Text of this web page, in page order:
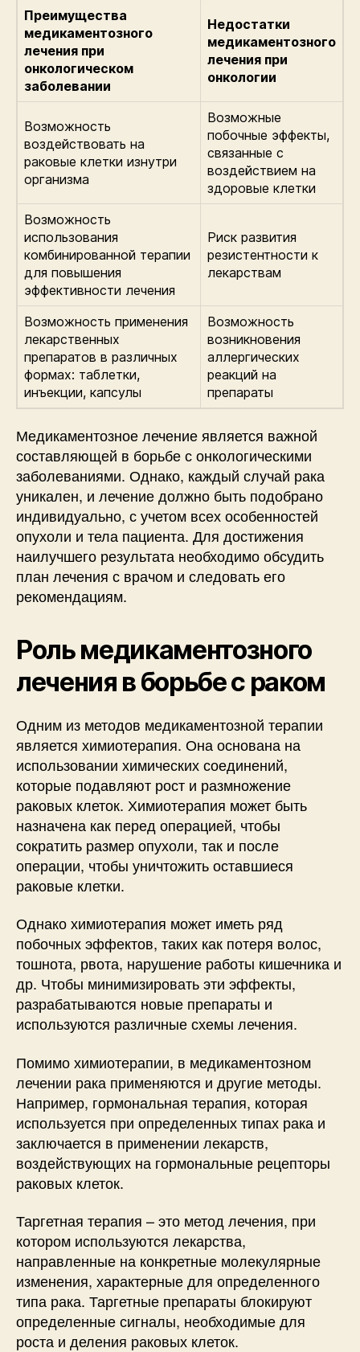
Преимущества
медикаментозного
лечения при
онкологическом
заболевании
Недостатки
медикаментозного
лечения при
онкологии
Возможность
воздействовать на
раковые клетки изнутри
организма
Возможные
побочные эффекты,
связанные с
воздействием на
здоровые клетки
Возможность
использования
комбинированной терапии
для повышения
эффективности лечения
Риск развития
резистентности к
лекарствам
Возможность применения
лекарственных
препаратов в различных
формах: таблетки,
инъекции, капсулы
Возможность
возникновения
аллергических
реакций на
препараты
Медикаментозное лечение является важной
составляющей в борьбе с онкологическими
заболеваниями. Однако, каждый случай рака
уникален, и лечение должно быть подобрано
индивидуально, с учетом всех особенностей
опухоли и тела пациента. Для достижения
наилучшего результата необходимо обсудить
план лечения с врачом и следовать его
рекомендациям.
Роль медикаментозного
лечения в борьбе с раком
Одним из методов медикаментозной терапии
является химиотерапия. Она основана на
использовании химических соединений,
которые подавляют рост и размножение
раковых клеток. Химиотерапия может быть
назначена как перед операцией, чтобы
сократить размер опухоли, так и после
операции, чтобы уничтожить оставшиеся
раковые клетки.
Однако химиотерапия может иметь ряд
побочных эффектов, таких как потеря волос,
тошнота, рвота, нарушение работы кишечника и
др. Чтобы минимизировать эти эффекты,
разрабатываются новые препараты и
используются различные схемы лечения.
Помимо химиотерапии, в медикаментозном
лечении рака применяются и другие методы.
Например, гормональная терапия, которая
используется при определенных типах рака и
заключается в применении лекарств,
воздействующих на гормональные рецепторы
раковых клеток.
Таргетная терапия – это метод лечения, при
котором используются лекарства,
направленные на конкретные молекулярные
изменения, характерные для определенного
типа рака. Таргетные препараты блокируют
определенные сигналы, необходимые для
роста и деления раковых клеток.